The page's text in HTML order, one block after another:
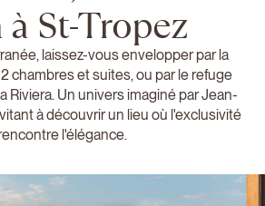
St-Tropez
laissez-vous envelopper par la
chambres et suites, ou par le refuge
Riviera. Un univers imaginé par Jean-
à découvrir un lieu où l'exclusivité
l'élégance.